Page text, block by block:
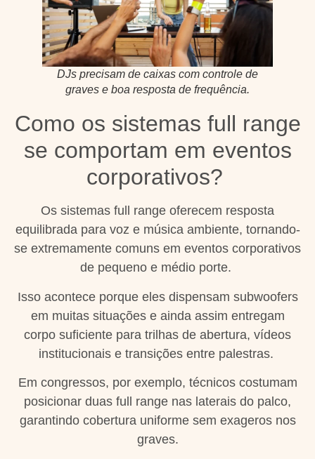
DJs precisam de caixas com controle de
graves e boa resposta de frequência.
Como os sistemas full range
se comportam em eventos
corporativos?
Os sistemas full range oferecem resposta
equilibrada para voz e música ambiente, tornando-
se extremamente comuns em eventos corporativos
de pequeno e médio porte.
Isso acontece porque eles dispensam subwoofers
em muitas situações e ainda assim entregam
corpo suficiente para trilhas de abertura, vídeos
institucionais e transições entre palestras.
Em congressos, por exemplo, técnicos costumam
posicionar duas full range nas laterais do palco,
garantindo cobertura uniforme sem exageros nos
graves.